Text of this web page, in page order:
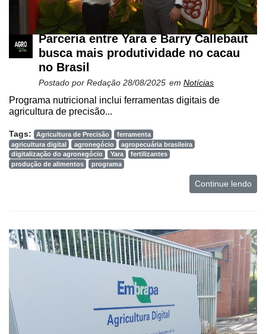
Parceria entre Yara e Barry Callebaut
busca mais produtividade no cacau
no Brasil
Postado por Redação 28/08/2025 em Notícias
Programa nutricional inclui ferramentas digitais de
agricultura de precisão...
Tags: Agricultura de Precisão
ferramenta
agricultura digital
agronegócio
agropecuária brasileira
digitalização do agronegócio
Yara
fertilizantes
produção de alimentos
programa
Continue lendo